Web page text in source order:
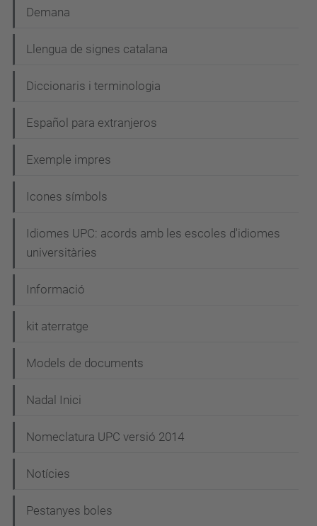
Demana
Llengua de signes catalana
Diccionaris i terminologia
Español para extranjeros
Exemple impres
Icones símbols
Idiomes UPC: acords amb les escoles d'idiomes
universitàries
Informació
kit aterratge
Models de documents
Nadal Inici
Nomeclatura UPC versió 2014
Notícies
Pestanyes boles